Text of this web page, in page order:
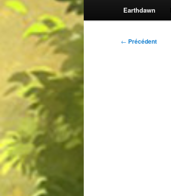
Earthdawn
Navigation
← Précédent